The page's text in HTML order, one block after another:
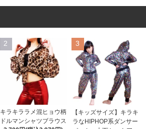
2
キラキララメ混ヒョウ柄
ドルマンシャツブラウス
3
【キッズサイズ】キラキ
ラなHIPHOP系ダンサー